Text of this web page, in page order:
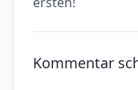
Kommentar